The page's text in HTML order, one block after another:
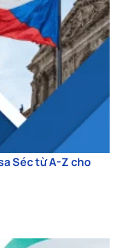
Séc từ A-Z cho